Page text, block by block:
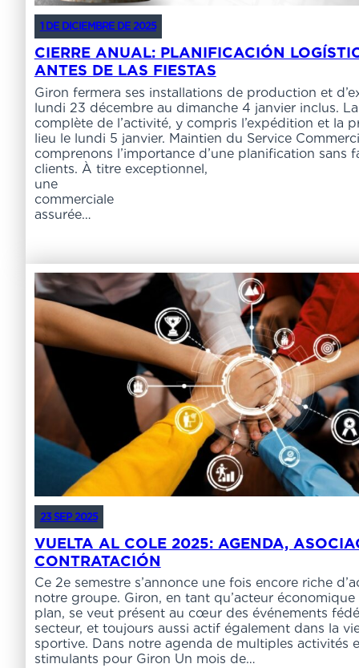
1 DE DICIEMBRE DE 2025
CIERRE ANUAL: PLANIFICACIÓN
ANTES DE LAS FIESTAS
Giron fermera ses installations de production et
lundi 23 décembre au dimanche 4 janvier inclus.
complète de l’activité, y compris l’expédition et la
lieu le lundi 5 janvier. Maintien du Service
comprenons l’importance d’une planification sans
clients. À titre exceptionnel,
une
commerciale
assurée…
23 SEP 2025
VUELTA AL COLE 2025: AGENDA,
CONTRATACIÓN
Ce 2e semestre s’annonce une fois encore riche
notre groupe. Giron, en tant qu’acteur
plan, se veut présent au cœur des événements
secteur, et toujours aussi actif également dans la
sportive. Dans notre agenda de multiples activités
stimulants pour Giron Un mois de…